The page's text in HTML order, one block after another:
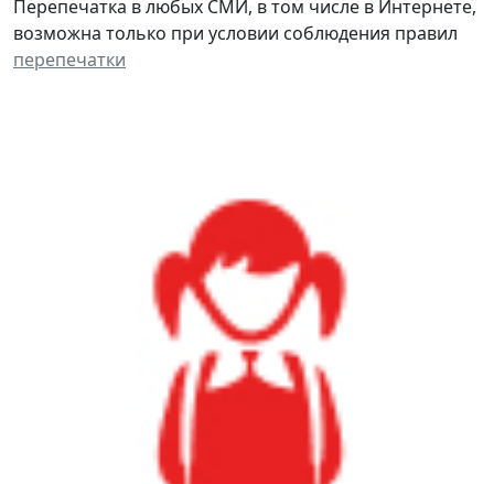
Перепечатка в любых СМИ, в том числе в Интернете,
возможна только при условии соблюдения правил
перепечатки